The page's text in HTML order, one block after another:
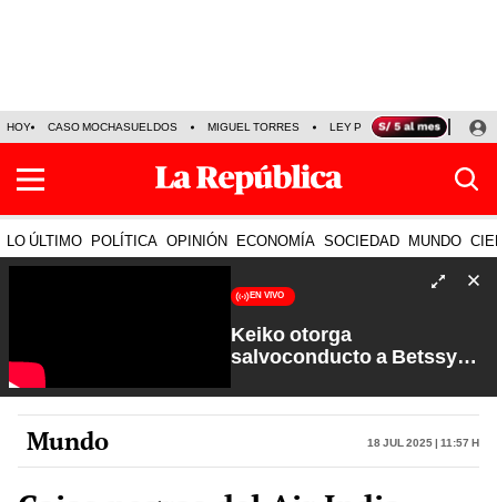
HOY CASO MOCHASUELDOS MIGUEL TORRES LEY PULPÍN PRECIO DEL
LO ÚLTIMO POLÍTICA OPINIÓN ECONOMÍA SOCIEDAD MUNDO
EN VIVO
Keiko otorga
salvoconducto a Betssy
Petroperú | Sin Guion con
Rosa María Palacios
Mundo 18 Jul 2025 | 11:57 h